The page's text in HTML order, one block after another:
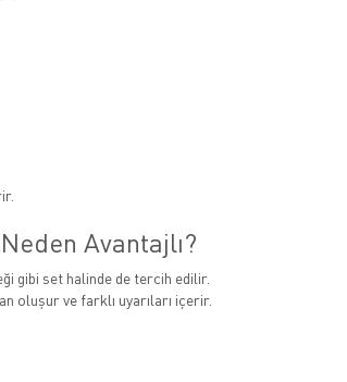
Avantajlı?
gibi set halinde de tercih edilir.
oluşur ve farklı uyarıları içerir.